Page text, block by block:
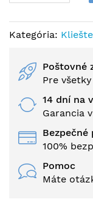
Kategória: Kliešte
Poštovné
Pre
14 dní na
Garancia
Bezpečné
100%
Pomoc
Máte